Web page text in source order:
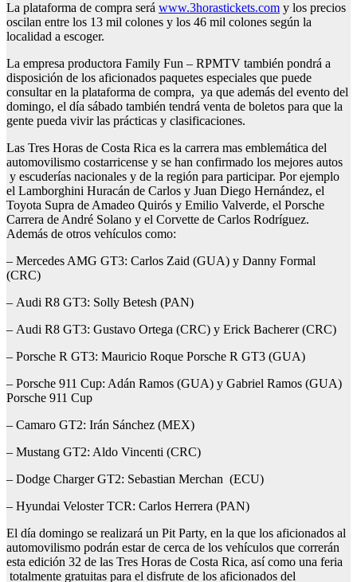
La plataforma de compra será www.3horastickets.com y los precios
oscilan entre los 13 mil colones y los 46 mil colones según la
localidad a escoger.
La empresa productora Family Fun – RPMTV también pondrá a
disposición de los aficionados paquetes especiales que puede
consultar en la plataforma de compra, ya que además del evento del
domingo, el día sábado también tendrá venta de boletos para que la
gente pueda vivir las prácticas y clasificaciones.
Las Tres Horas de Costa Rica es la carrera mas emblemática del
automovilismo costarricense y se han confirmado los mejores autos
y escuderías nacionales y de la región para participar. Por ejemplo
el Lamborghini Huracán de Carlos y Juan Diego Hernández, el
Toyota Supra de Amadeo Quirós y Emilio Valverde, el Porsche
Carrera de André Solano y el Corvette de Carlos Rodríguez.
Además de otros vehículos como:
– Mercedes AMG GT3: Carlos Zaid (GUA) y Danny Formal
(CRC)
– Audi R8 GT3: Solly Betesh (PAN)
– Audi R8 GT3: Gustavo Ortega (CRC) y Erick Bacherer (CRC)
– Porsche R GT3: Mauricio Roque Porsche R GT3 (GUA)
– Porsche 911 Cup: Adán Ramos (GUA) y Gabriel Ramos (GUA)
Porsche 911 Cup
– Camaro GT2: Irán Sánchez (MEX)
– Mustang GT2: Aldo Vincenti (CRC)
– Dodge Charger GT2: Sebastian Merchan (ECU)
– Hyundai Veloster TCR: Carlos Herrera (PAN)
El día domingo se realizará un Pit Party, en la que los aficionados al
automovilismo podrán estar de cerca de los vehículos que correrán
esta edición 32 de las Tres Horas de Costa Rica, así como una feria
totalmente gratuitas para el disfrute de los aficionados del